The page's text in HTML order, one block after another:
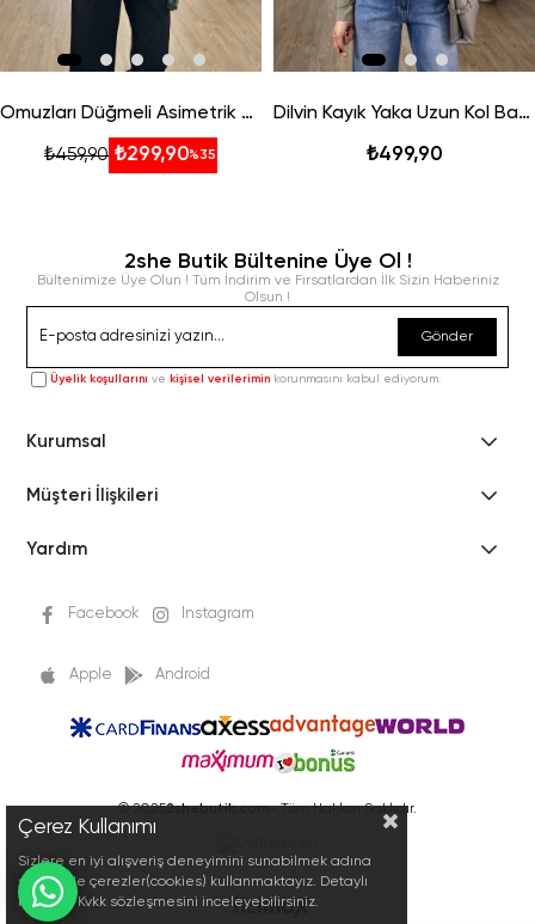
Omuzları Düğmeli Asimetrik Bluz
%35
₺299,90
₺459,90
Dilvin Kayık Yaka Uzun Kol Basic - Haki
₺499,90
2she Butik Bültenine Üye Ol !
Bültenimize Üye Olun ! Tüm İndirim ve Fırsatlardan İlk Sizin Haberiniz
Olsun !
Gönder
Üyelik koşullarını ve kişisel verilerimin korunmasını kabul ediyorum.
Kurumsal
Müşteri İlişkileri
Yardım
Facebook Instagram
Apple Android
© 20252shebutik.com- Tüm Hakları Saklıdır.
Çerez Kullanımı
Sizlere en iyi alışveriş deneyimini sunabilmek adına
sitemizde çerezler(cookies) kullanmaktayız. Detaylı
bilgi için Kvkk sözleşmesini inceleyebilirsiniz.